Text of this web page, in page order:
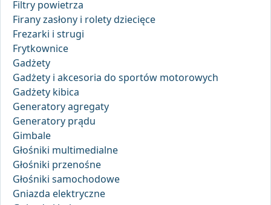
Filtry powietrza
Firany zasłony i rolety dziecięce
Frezarki i strugi
Frytkownice
Gadżety
Gadżety i akcesoria do sportów motorowych
Gadżety kibica
Generatory agregaty
Generatory prądu
Gimbale
Głośniki multimedialne
Głośniki przenośne
Głośniki samochodowe
Gniazda elektryczne